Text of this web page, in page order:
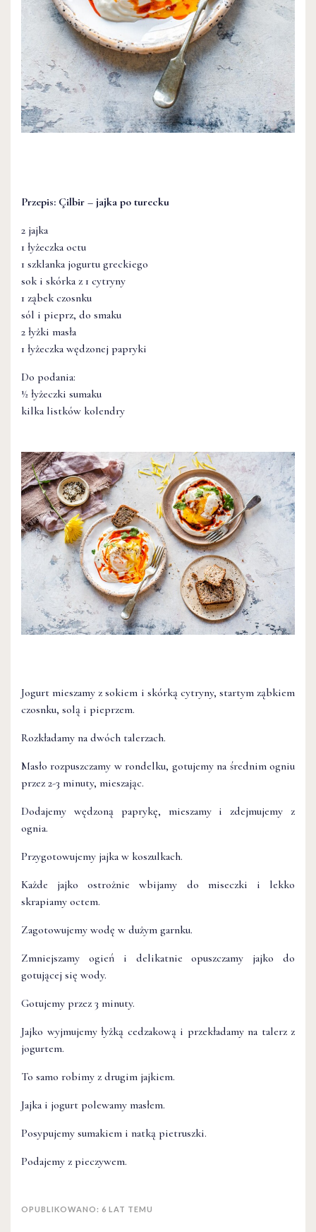
Przepis: Çilbir – jajka po turecku
2 jajka
1 łyżeczka octu
1 szklanka jogurtu greckiego
sok i skórka z 1 cytryny
1 ząbek czosnku
sól i pieprz, do smaku
2 łyżki masła
1 łyżeczka wędzonej papryki
Do podania:
½ łyżeczki sumaku
kilka listków kolendry
Jogurt mieszamy z sokiem i skórką cytryny, startym ząbkiem
czosnku, solą i pieprzem.
Rozkładamy na dwóch talerzach.
Masło rozpuszczamy w rondelku, gotujemy na średnim ogniu
przez 2-3 minuty, mieszając.
Dodajemy wędzoną paprykę, mieszamy i zdejmujemy z
ognia.
Przygotowujemy jajka w koszulkach.
Każde jajko ostrożnie wbijamy do miseczki i lekko
skrapiamy octem.
Zagotowujemy wodę w dużym garnku.
Zmniejszamy ogień i delikatnie opuszczamy jajko do
gotującej się wody.
Gotujemy przez 3 minuty.
Jajko wyjmujemy łyżką cedzakową i przekładamy na talerz z
jogurtem.
To samo robimy z drugim jajkiem.
Jajka i jogurt polewamy masłem.
Posypujemy sumakiem i natką pietruszki.
Podajemy z pieczywem.
OPUBLIKOWANO: 6 LAT TEMU